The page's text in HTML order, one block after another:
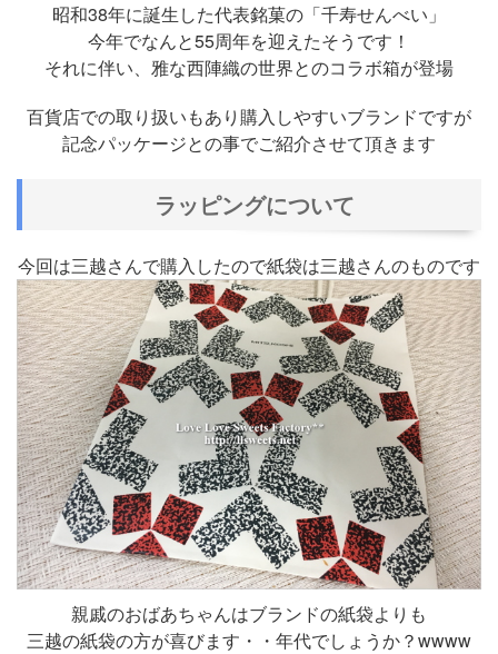
昭和38年に誕生した代表銘菓の「千寿せんべい」
今年でなんと55周年を迎えたそうです！
それに伴い、雅な西陣織の世界とのコラボ箱が登場
百貨店での取り扱いもあり購入しやすいブランドですが
記念パッケージとの事でご紹介させて頂きます
ラッピングについて
今回は三越さんで購入したので紙袋は三越さんのものです
親戚のおばあちゃんはブランドの紙袋よりも
三越の紙袋の方が喜びます・・年代でしょうか？wwww